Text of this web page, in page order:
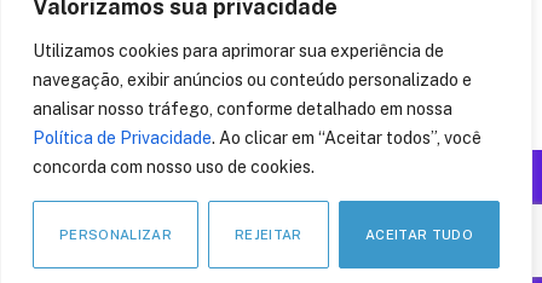
Valorizamos sua privacidade
Utilizamos cookies para aprimorar sua experiência de
navegação, exibir anúncios ou conteúdo personalizado e
analisar nosso tráfego, conforme detalhado em nossa
Política de Privacidade. Ao clicar em “Aceitar todos”, você
concorda com nosso uso de cookies.
PERSONALIZAR REJEITAR ACEITAR TUDO
© 2014CryptoID. Todos os direitos reservados.
LinkedIn
Facebook
Instagram
X